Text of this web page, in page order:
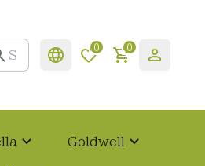
0 0
Goldwell